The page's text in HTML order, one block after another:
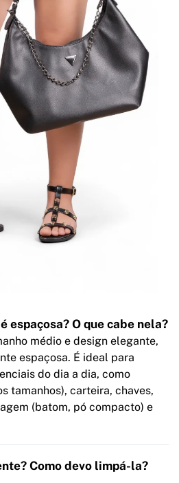
espaçosa? O que cabe nela?
médio e design elegante,
espaçosa. É ideal para
do dia a dia, como
tamanhos), carteira, chaves,
(batom, pó compacto) e
Como devo limpá-la?